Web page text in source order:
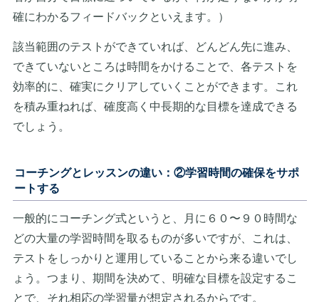
確にわかるフィードバックといえます。）
該当範囲のテストができていれば、どんどん先に進み、
できていないところは時間をかけることで、各テストを
効率的に、確実にクリアしていくことができます。これ
を積み重ねれば、確度高く中長期的な目標を達成できる
でしょう。
コーチングとレッスンの違い：②学習時間の確保をサポ
ートする
一般的にコーチング式というと、月に６０〜９０時間な
どの大量の学習時間を取るものが多いですが、これは、
テストをしっかりと運用していることから来る違いでし
ょう。つまり、期間を決めて、明確な目標を設定するこ
とで、それ相応の学習量が想定されるからです。